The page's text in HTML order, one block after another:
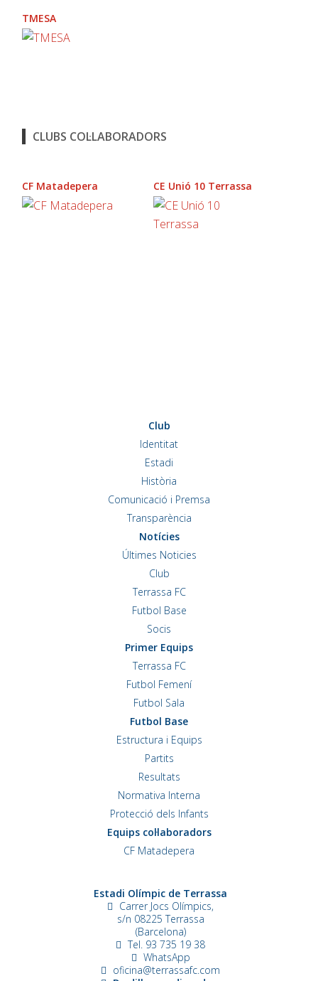
TMESA
CLUBS COL·LABORADORS
CF Matadepera CE Unió 10 Terrassa
Club
Identitat
Estadi
Història
Comunicació i Premsa
Transparència
Notícies
Últimes Noticies
Club
Terrassa FC
Futbol Base
Socis
Primer Equips
Terrassa FC
Futbol Femení
Futbol Sala
Futbol Base
Estructura i Equips
Partits
Resultats
Normativa Interna
Protecció dels Infants
Equips col·laboradors
CF Matadepera
Estadi Olímpic de Terrassa
Carrer Jocs Olímpics,
s/n 08225 Terrassa
(Barcelona)
Tel. 93 735 19 38
WhatsApp
oficina@terrassafc.com